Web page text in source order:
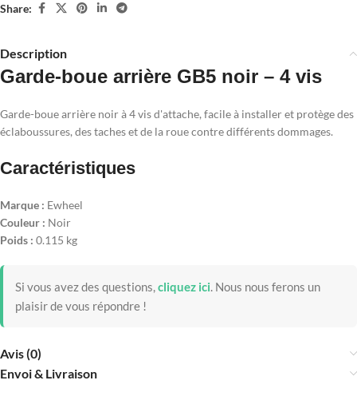
Share:
Description
Garde-boue arrière GB5 noir – 4 vis
Garde-boue arrière noir à 4 vis d'attache, facile à installer et protège des
éclaboussures, des taches et de la roue contre différents dommages.
Caractéristiques
Marque : Ewheel
Couleur : Noir
Poids : 0.115 kg
Si vous avez des questions,cliquez ici. Nous nous ferons un
plaisir de vous répondre !
Avis (0)
Envoi & Livraison